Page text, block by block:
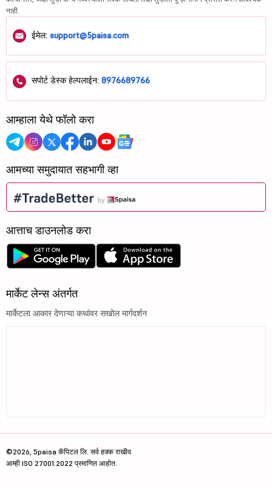
नाही.
ईमेल: support@5paisa.com
सपोर्ट डेस्क हेल्पलाईन: 8976689766
आम्हाला येथे फॉलो करा
आमच्या समुदायात सहभागी व्हा
आत्ताच डाउनलोड करा
मार्केट लेन्स अंतर्गत
मार्केटला आकार देणाऱ्या कथांवर सखोल मार्गदर्शन
©2026, 5paisa कॅपिटल लि. सर्व हक्क राखीव.
आम्ही ISO 27001:2022 प्रमाणित आहोत.